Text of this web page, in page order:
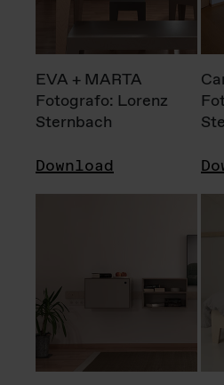
EVA + MARTA
Fotografo: Lorenz
Sternbach
Download